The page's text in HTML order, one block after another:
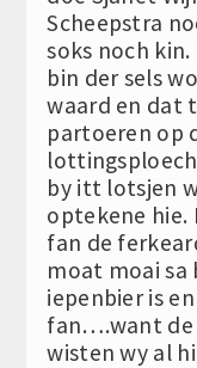
Scheepstra
soks noch
bin der sels
waard en dat
partoeren op
by itt lotsjen
optekene hie.
fan de
moat moai
iepenbier is
fan….want de
wisten wy al